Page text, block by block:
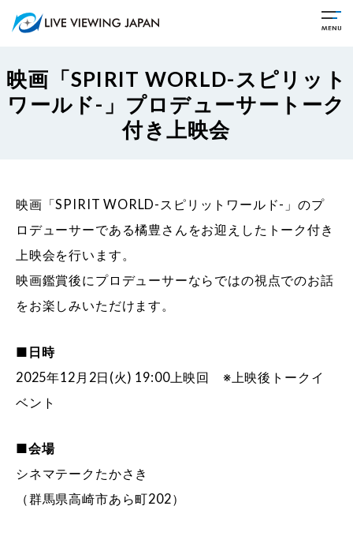
映画「SPIRIT WORLD-スピリット
ワールド-」プロデューサートーク
付き上映会
映画「SPIRIT WORLD-スピリットワールド-」のプ
ロデューサーである橘豊さんをお迎えしたトーク付き
上映会を行います。
映画鑑賞後にプロデューサーならではの視点でのお話
をお楽しみいただけます。
■日時
2025年12月2日(火) 19:00上映回 ※上映後トークイ
ベント
■会場
シネマテークたかさき
（群馬県高崎市あら町202）